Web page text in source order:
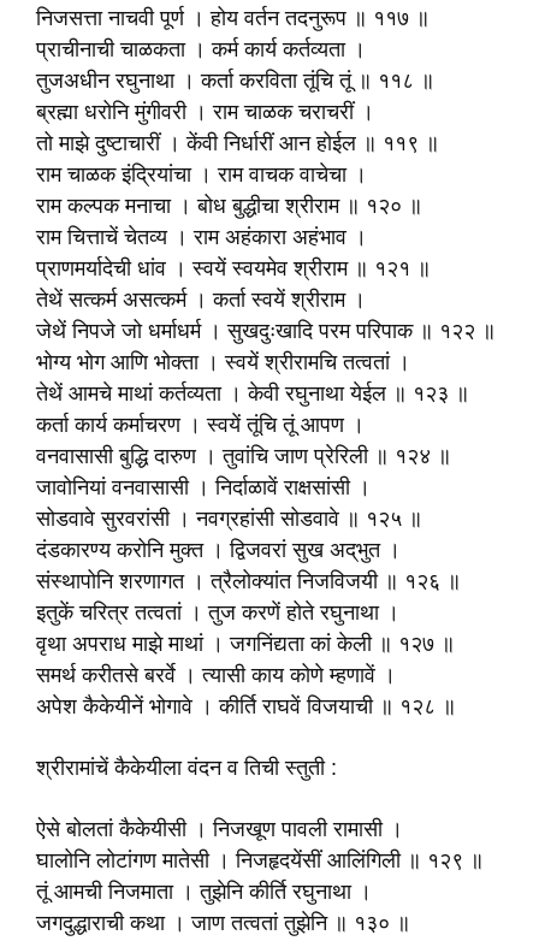
निजसत्ता नाचवी पूर्ण । होय वर्तन तदनुरूप ॥ ११७ ॥
प्राचीनाची चाळकता । कर्म कार्य कर्तव्यता ।
तुजअधीन रघुनाथा । कर्ता करविता तूंचि तूं ॥ ११८ ॥
ब्रह्मा धरोनि मुंगीवरी । राम चाळक चराचरीं ।
तो माझे दुष्टाचारीं । केंवी निर्धारीं आन होईल ॥ ११९ ॥
राम चाळक इंद्रियांचा । राम वाचक वाचेचा ।
राम कल्पक मनाचा । बोध बुद्धीचा श्रीराम ॥ १२० ॥
राम चित्ताचें चेतव्य । राम अहंकारा अहंभाव ।
प्राणमर्यादेची धांव । स्वयें स्वयमेव श्रीराम ॥ १२१ ॥
तेथें सत्कर्म असत्कर्म । कर्ता स्वयें श्रीराम ।
जेथें निपजे जो धर्माधर्म । सुखदुःखादि परम परिपाक ॥ १२२ ॥
भोग्य भोग आणि भोक्ता । स्वयें श्रीरामचि तत्वतां ।
तेथें आमचे माथां कर्तव्यता । केवी रघुनाथा येईल ॥ १२३ ॥
कर्ता कार्य कर्माचरण । स्वयें तूंचि तूं आपण ।
वनवासासी बुद्धि दारुण । तुवांचि जाण प्रेरिली ॥ १२४ ॥
जावोनियां वनवासासी । निर्दाळावें राक्षसांसी ।
सोडवावे सुरवरांसी । नवग्रहांसी सोडवावे ॥ १२५ ॥
दंडकारण्य करोनि मुक्त । द्विजवरां सुख अद्‌भुत ।
संस्थापोनि शरणागत । त्रैलोक्यांत निजविजयी ॥ १२६ ॥
इतुकें चरित्र तत्वतां । तुज करणें होते रघुनाथा ।
वृथा अपराध माझे माथां । जगनिंद्यता कां केली ॥ १२७ ॥
समर्थ करीतसे बरर्वे । त्यासी काय कोणे म्हणावें ।
अपेश कैकेयीनें भोगावे । कीर्ति राघवें विजयाची ॥ १२८ ॥
श्रीरामांचें कैकेयीला वंदन व तिची स्तुती :
ऐसे बोलतां कैकेयीसी । निजखूण पावली रामासी ।
घालोनि लोटांगण मातेसी । निजहृदयेंसीं आलिंगिली ॥ १२९ ॥
तूं आमची निजमाता । तुझेनि कीर्ति रघुनाथा ।
जगदुद्धाराची कथा । जाण तत्वतां तुझेनि ॥ १३० ॥